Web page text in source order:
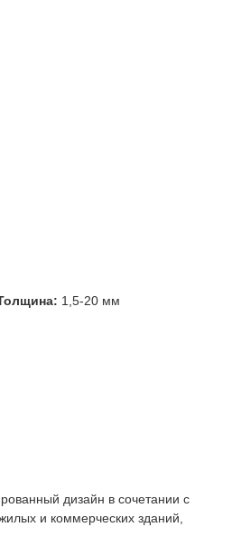
1,5-20 мм
дизайн в сочетании с
и коммерческих зданий,